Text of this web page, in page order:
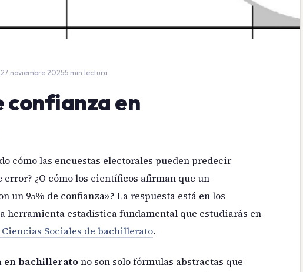
27 noviembre 2025·5 min lectura
confianza en
cómo las encuestas electorales pueden predecir
¿O cómo los científicos afirman que un
un 95% de confianza»? La respuesta está en los
herramienta estadística fundamental que estudiarás en
Sociales de bachillerato.
en bachillerato no son solo fórmulas abstractas que